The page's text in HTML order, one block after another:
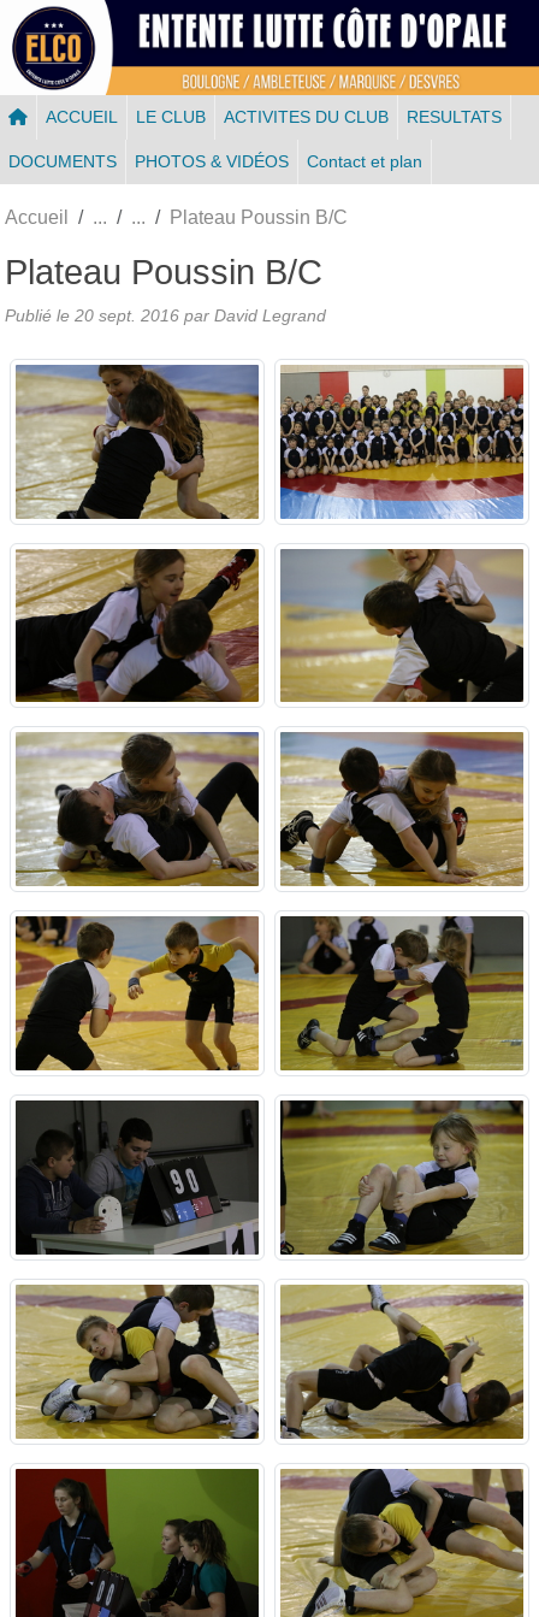
ACCUEIL LE CLUB ACTIVITES DU CLUB RESULTATS
DOCUMENTS PHOTOS & VIDÉOS Contact et plan
Accueil Plateau Poussin B/C
Plateau Poussin B/C
Publié le 20 sept. 2016 par David Legrand
Panneau de gestion des cookies